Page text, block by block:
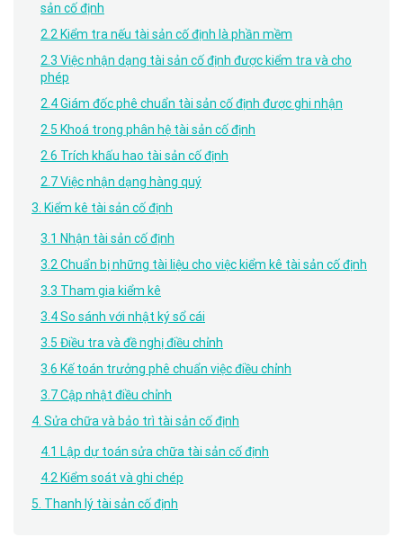
sản cố định
2.2 Kiểm tra nếu tài sản cố định là phần mềm
2.3 Việc nhận dạng tài sản cố định được kiểm tra và cho
phép
2.4 Giám đốc phê chuẩn tài sản cố định được ghi nhận
2.5 Khoá trong phân hệ tài sản cố định
2.6 Trích khấu hao tài sản cố định
2.7 Việc nhận dạng hàng quý
3. Kiểm kê tài sản cố định
3.1 Nhận tài sản cố định
3.2 Chuẩn bị những tài liệu cho việc kiểm kê tài sản cố định
3.3 Tham gia kiểm kê
3.4 So sánh với nhật ký sổ cái
3.5 Điều tra và đề nghị điều chỉnh
3.6 Kế toán trưởng phê chuẩn việc điều chỉnh
3.7 Cập nhật điều chỉnh
4. Sửa chữa và bảo trì tài sản cố định
4.1 Lập dự toán sửa chữa tài sản cố định
4.2 Kiểm soát và ghi chép
5. Thanh lý tài sản cố định